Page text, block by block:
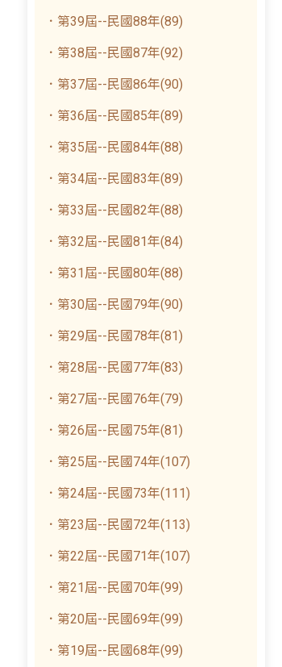
．第39屆--民國88年(89)
．第38屆--民國87年(92)
．第37屆--民國86年(90)
．第36屆--民國85年(89)
．第35屆--民國84年(88)
．第34屆--民國83年(89)
．第33屆--民國82年(88)
．第32屆--民國81年(84)
．第31屆--民國80年(88)
．第30屆--民國79年(90)
．第29屆--民國78年(81)
．第28屆--民國77年(83)
．第27屆--民國76年(79)
．第26屆--民國75年(81)
．第25屆--民國74年(107)
．第24屆--民國73年(111)
．第23屆--民國72年(113)
．第22屆--民國71年(107)
．第21屆--民國70年(99)
．第20屆--民國69年(99)
．第19屆--民國68年(99)